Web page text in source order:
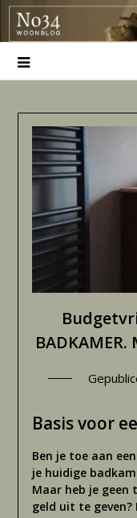
Ga
naar
inhoud
Basis voor
Ben je toe aan
je huidige
Maar heb je geen
geld uit te geven?